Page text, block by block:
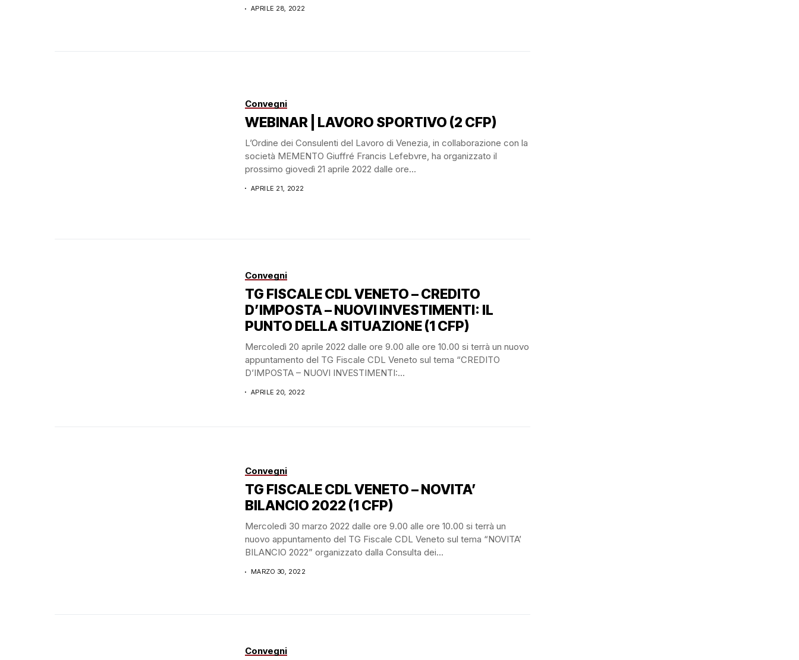
APRILE 28, 2022
Convegni
WEBINAR | LAVORO SPORTIVO (2 CFP)
L’Ordine dei Consulenti del Lavoro di Venezia, in collaborazione con la
società MEMENTO Giuffré Francis Lefebvre, ha organizzato il
prossimo giovedì 21 aprile 2022 dalle ore...
APRILE 21, 2022
Convegni
TG FISCALE CDL VENETO – CREDITO
D’IMPOSTA – NUOVI INVESTIMENTI: IL
PUNTO DELLA SITUAZIONE (1 CFP)
Mercoledì 20 aprile 2022 dalle ore 9.00 alle ore 10.00 si terrà un nuovo
appuntamento del TG Fiscale CDL Veneto sul tema “CREDITO
D’IMPOSTA – NUOVI INVESTIMENTI:...
APRILE 20, 2022
Convegni
TG FISCALE CDL VENETO – NOVITA’
BILANCIO 2022 (1 CFP)
Mercoledì 30 marzo 2022 dalle ore 9.00 alle ore 10.00 si terrà un
nuovo appuntamento del TG Fiscale CDL Veneto sul tema “NOVITA’
BILANCIO 2022” organizzato dalla Consulta dei...
MARZO 30, 2022
Convegni